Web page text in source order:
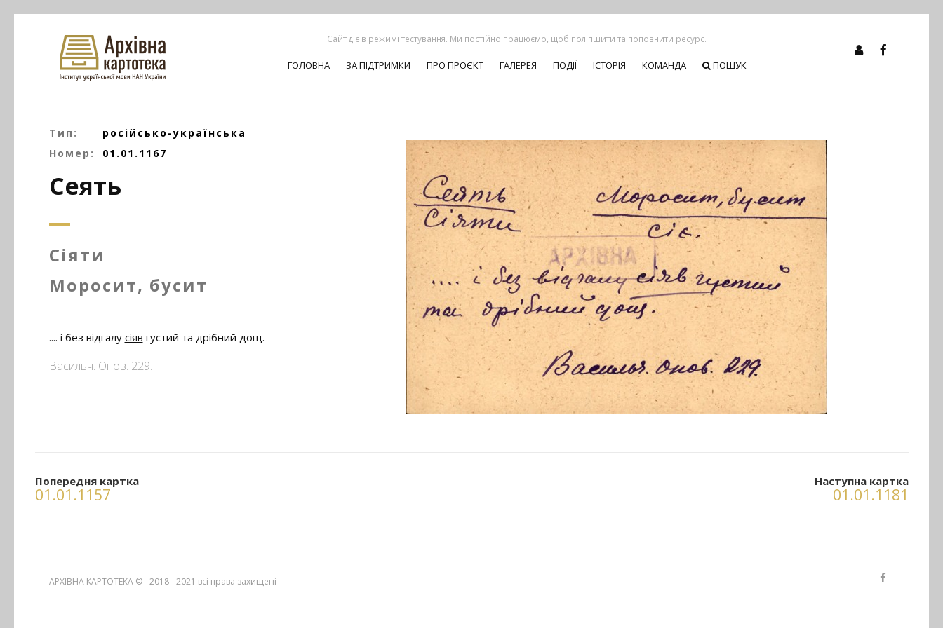
Сайт діє в режимі тестування. Ми постійно працюємо, щоб поліпшити та поповнити ресурс.
ГОЛОВНА ЗА ПІДТРИМКИ ПРО ПРОЄКТ ГАЛЕРЕЯ ПОДІЇ ІСТОРІЯ КОМАНДА ПОШУК
Тип:
російсько-українська
Номер:
01.01.1167
Сеять
Сіяти
Моросит, бусит
.... і без відгалу сіяв густий та дрібний дощ.
Васильч. Опов. 229.
Попередня картка
01.01.1157
Наступна картка
01.01.1181
АРХІВНА КАРТОТЕКА © - 2018 - 2021 всі права захищені